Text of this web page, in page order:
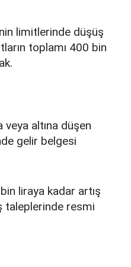
limitlerinde düşüş
toplamı 400 bin
altına düşen
gelir belgesi
liraya kadar artış
taleplerinde resmi